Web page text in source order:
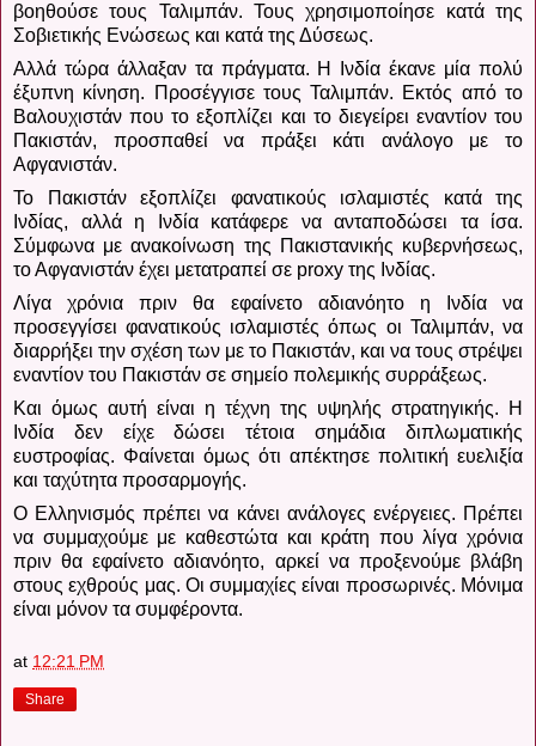
βοηθούσε τους Ταλιμπάν. Τους χρησιμοποίησε κατά της
Σοβιετικής Ενώσεως και κατά της Δύσεως.
Αλλά τώρα άλλαξαν τα πράγματα. Η Ινδία έκανε μία πολύ
έξυπνη κίνηση. Προσέγγισε τους Ταλιμπάν. Εκτός από το
Βαλουχιστάν που το εξοπλίζει και το διεγείρει εναντίον του
Πακιστάν, προσπαθεί να πράξει κάτι ανάλογο με το
Αφγανιστάν.
Το Πακιστάν εξοπλίζει φανατικούς ισλαμιστές κατά της
Ινδίας, αλλά η Ινδία κατάφερε να ανταποδώσει τα ίσα.
Σύμφωνα με ανακοίνωση της Πακιστανικής κυβερνήσεως,
το Αφγανιστάν έχει μετατραπεί σε proxy της Iνδίας.
Λίγα χρόνια πριν θα εφαίνετο αδιανόητο η Ινδία να
προσεγγίσει φανατικούς ισλαμιστές όπως οι Ταλιμπάν, να
διαρρήξει την σχέση των με το Πακιστάν, και να τους στρέψει
εναντίον του Πακιστάν σε σημείο πολεμικής συρράξεως.
Και όμως αυτή είναι η τέχνη της υψηλής στρατηγικής.
Η
Ινδία δεν είχε δώσει τέτοια σημάδια διπλωματικής
ευστροφίας. Φαίνεται όμως ότι απέκτησε πολιτική ευελιξία
και ταχύτητα προσαρμογής.
Ο Ελληνισμός πρέπει να κάνει ανάλογες ενέργειες. Πρέπει
να συμμαχούμε με καθεστώτα και κράτη που λίγα χρόνια
πριν θα εφαίνετο αδιανόητο, αρκεί να προξενούμε βλάβη
στους εχθρούς μας. Οι συμμαχίες είναι προσωρινές. Μόνιμα
είναι μόνον τα συμφέροντα.
at 12:21 PM
Share